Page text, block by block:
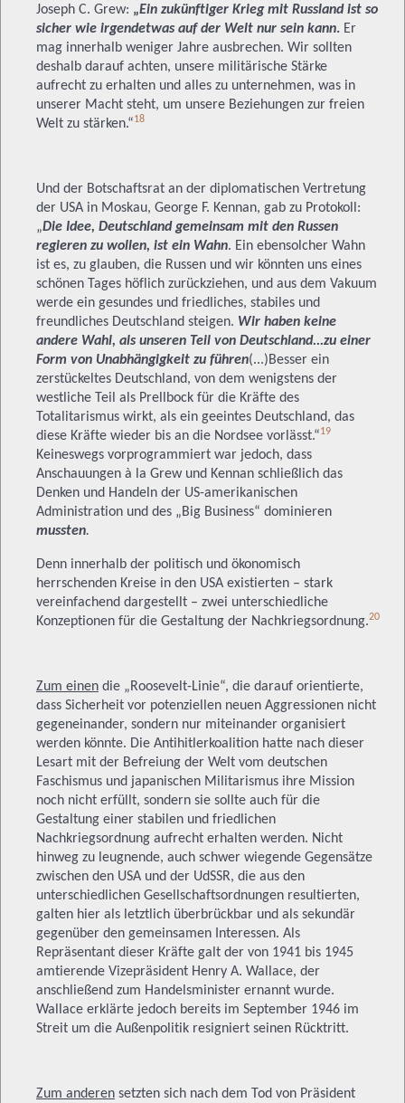
Joseph C. Grew: „Ein zukünftiger Krieg mit Russland ist so
sicher wie irgendetwas auf der Welt nur sein kann. Er
mag innerhalb weniger Jahre ausbrechen. Wir sollten
deshalb darauf achten, unsere militärische Stärke
aufrecht zu erhalten und alles zu unternehmen, was in
unserer Macht steht, um unsere Beziehungen zur freien
Welt zu stärken.“18
Und der Botschaftsrat an der diplomatischen Vertretung
der USA in Moskau, George F. Kennan, gab zu Protokoll:
„Die Idee, Deutschland gemeinsam mit den Russen
regieren zu wollen, ist ein Wahn. Ein ebensolcher Wahn
ist es, zu glauben, die Russen und wir könnten uns eines
schönen Tages höflich zurückziehen, und aus dem Vakuum
werde ein gesundes und friedliches, stabiles und
freundliches Deutschland steigen. Wir haben keine
andere Wahl, als unseren Teil von Deutschland...zu einer
Form von Unabhängigkeit zu führen(...)Besser ein
zerstückeltes Deutschland, von dem wenigstens der
westliche Teil als Prellbock für die Kräfte des
Totalitarismus wirkt, als ein geeintes Deutschland, das
diese Kräfte wieder bis an die Nordsee vorlässt.“19
Keineswegs vorprogrammiert war jedoch, dass
Anschauungen à la Grew und Kennan schließlich das
Denken und Handeln der US-amerikanischen
Administration und des „Big Business“ dominieren
mussten.
Denn innerhalb der politisch und ökonomisch
herrschenden Kreise in den USA existierten – stark
vereinfachend dargestellt – zwei unterschiedliche
Konzeptionen für die Gestaltung der Nachkriegsordnung.20
Zum einen die „Roosevelt-Linie“, die darauf orientierte,
dass Sicherheit vor potenziellen neuen Aggressionen nicht
gegeneinander, sondern nur miteinander organisiert
werden könnte. Die Antihitlerkoalition hatte nach dieser
Lesart mit der Befreiung der Welt vom deutschen
Faschismus und japanischen Militarismus ihre Mission
noch nicht erfüllt, sondern sie sollte auch für die
Gestaltung einer stabilen und friedlichen
Nachkriegsordnung aufrecht erhalten werden. Nicht
hinweg zu leugnende, auch schwer wiegende Gegensätze
zwischen den USA und der UdSSR, die aus den
unterschiedlichen Gesellschaftsordnungen resultierten,
galten hier als letztlich überbrückbar und als sekundär
gegenüber den gemeinsamen Interessen. Als
Repräsentant dieser Kräfte galt der von 1941 bis 1945
amtierende Vizepräsident Henry A. Wallace, der
anschließend zum Handelsminister ernannt wurde.
Wallace erklärte jedoch bereits im September 1946 im
Streit um die Außenpolitik resigniert seinen Rücktritt.
Zum anderen setzten sich nach dem Tod von Präsident